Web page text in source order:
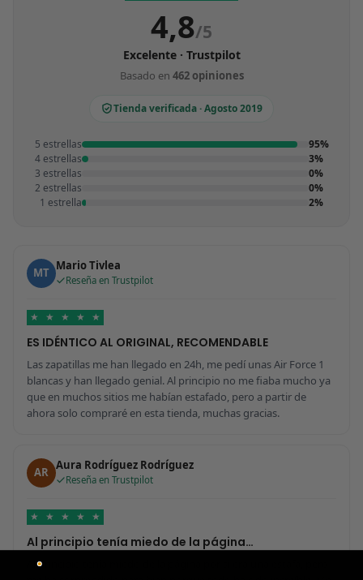
4,8/5
Excelente · Trustpilot
Basado en 462 opiniones
Tienda verificada · Agosto 2019
5 estrellas
95%
4 estrellas
3%
3 estrellas
0%
2 estrellas
0%
1 estrella
2%
MT Mario Tivlea
Reseña en Trustpilot
★ ★ ★ ★ ★
ES IDÉNTICO AL ORIGINAL, RECOMENDABLE
Las zapatillas me han llegado en 24h, me pedí unas Air Force 1
blancas y han llegado genial. Al principio no me fiaba mucho ya
que en muchos sitios me habían estafado, pero a partir de
ahora solo compraré en esta tienda, muchas gracias.
AR Aura Rodríguez Rodríguez
Reseña en Trustpilot
★ ★ ★ ★ ★
Al principio tenía miedo de la página…
Al principio tenía miedo de la página por si era una estafa, pero